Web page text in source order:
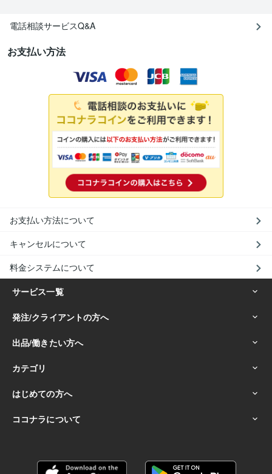
電話相談サービスQ&A
お支払い方法
お支払い方法について
キャンセルについて
料金システムについて